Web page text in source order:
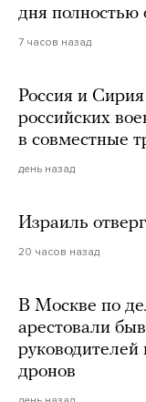
дня полностью
7 часов назад
Россия и
российских
в совместные
день назад
Израиль
20 часов назад
В Москве по
арестовали
руководителей
дронов